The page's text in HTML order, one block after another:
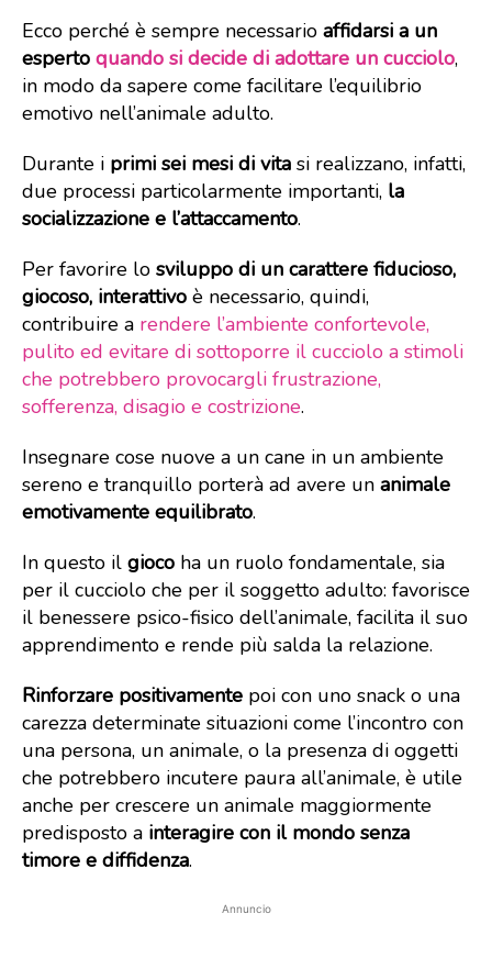
Ecco perché è sempre necessario affidarsi a un
esperto quando si decide di adottare un cucciolo,
in modo da sapere come facilitare l’equilibrio
emotivo nell’animale adulto.
Durante i primi sei mesi di vita si realizzano, infatti,
due processi particolarmente importanti, la
socializzazione e l’attaccamento.
Per favorire lo sviluppo di un carattere fiducioso,
giocoso, interattivo è necessario, quindi,
contribuire a rendere l’ambiente confortevole,
pulito ed evitare di sottoporre il cucciolo a stimoli
che potrebbero provocargli frustrazione,
sofferenza, disagio e costrizione.
Insegnare cose nuove a un cane in un ambiente
sereno e tranquillo porterà ad avere un animale
emotivamente equilibrato.
In questo il gioco ha un ruolo fondamentale, sia
per il cucciolo che per il soggetto adulto: favorisce
il benessere psico-fisico dell’animale, facilita il suo
apprendimento e rende più salda la relazione.
Rinforzare positivamente poi con uno snack o una
carezza determinate situazioni come l’incontro con
una persona, un animale, o la presenza di oggetti
che potrebbero incutere paura all’animale, è utile
anche per crescere un animale maggiormente
predisposto a interagire con il mondo senza
timore e diffidenza.
Annuncio